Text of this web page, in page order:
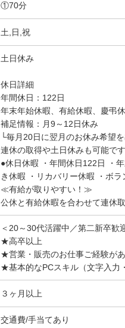
①70分
土,日,祝
土日休み
休日詳細
年間休日：122日
年末年始休暇、有給休暇、慶弔
補足情報：月9～12日休み
└毎月20日に翌月のお休み希望
連休の取得や土日休みも可能で
●休日休暇 ・年間休日122日 ・
き休暇 ・リカバリー休暇 ・ボ
≪有給が取りやすい！≫
公休と有給休暇を合わせて連休
＜20～30代活躍中／第二新卒歓
★高卒以上
★営業・販売のお仕事ご経験が
★基本的なPCスキル（文字入力
３ヶ月以上
交通費/手当てあり